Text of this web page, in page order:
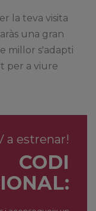
la teva visita
una gran
millor s'adapti
per a viure
a estrenar!
CODI